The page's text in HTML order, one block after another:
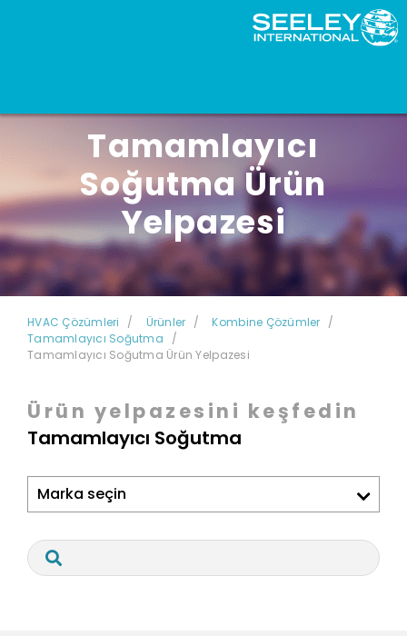
Tamamlayıcı
Soğutma Ürün
Yelpazesi
HVAC Çözümleri Ürünler
Kombine Çözümler
Tamamlayıcı Soğutma
Tamamlayıcı Soğutma Ürün Yelpazesi
Ürün yelpazesini keşfedin
Tamamlayıcı Soğutma